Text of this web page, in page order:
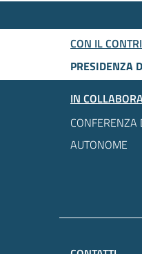
CON IL
PRESIDENZA
IN
CONFERENZA
AUTONOME